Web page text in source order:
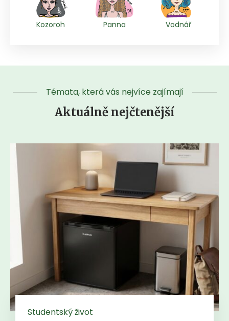
Kozoroh Panna Vodnář
Témata, která vás nejvíce zajímají
Aktuálně nejčtenější
Studentský život